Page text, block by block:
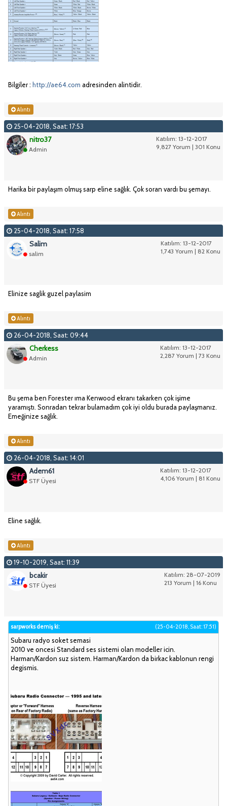
Bilgiler : http://ae64.com adresinden alintidir.
Alıntı
25-04-2018, Saat: 17:53
Katılım: 13-12-2017
9,827 Yorum | 301 Konu
nitro37
Admin
Harika bir paylaşım olmuş sarp eline sağlık. Çok soran vardı bu şemayı.
Alıntı
25-04-2018, Saat: 17:58
Katılım: 13-12-2017
1,743 Yorum | 82 Konu
Salim
salim
Elinize saglik guzel paylasim
Alıntı
26-04-2018, Saat: 09:44
Katılım: 13-12-2017
2,287 Yorum | 73 Konu
Cherkess
Admin
Bu şema ben Forester ıma Kenwood ekranı takarken çok işime
yaramıştı. Sonradan tekrar bulamadım çok iyi oldu burada paylaşmanız.
Emeğinize sağlık.
Alıntı
26-04-2018, Saat: 14:01
Katılım: 13-12-2017
4,106 Yorum | 81 Konu
Adem61
STF Üyesi
Eline sağlık.
Alıntı
19-10-2019, Saat: 11:39
Katılım: 28-07-2019
213 Yorum | 16 Konu
bcakir
STF Üyesi
(25-04-2018, Saat: 17:51)
sarpworks demiş ki:
Subaru radyo soket semasi
2010 ve oncesi Standard ses sistemi olan modeller icin.
Harman/Kardon suz sistem. Harman/Kardon da birkac kablonun rengi
degismis.